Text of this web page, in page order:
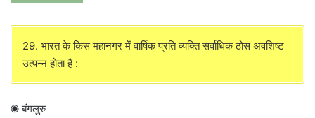
29. भारत के किस महानगर में वार्षिक प्रति व्यक्ति सर्वाधिक ठोस अवशिष्ट
उत्पन्न होता है :
◉ बंगलुरु